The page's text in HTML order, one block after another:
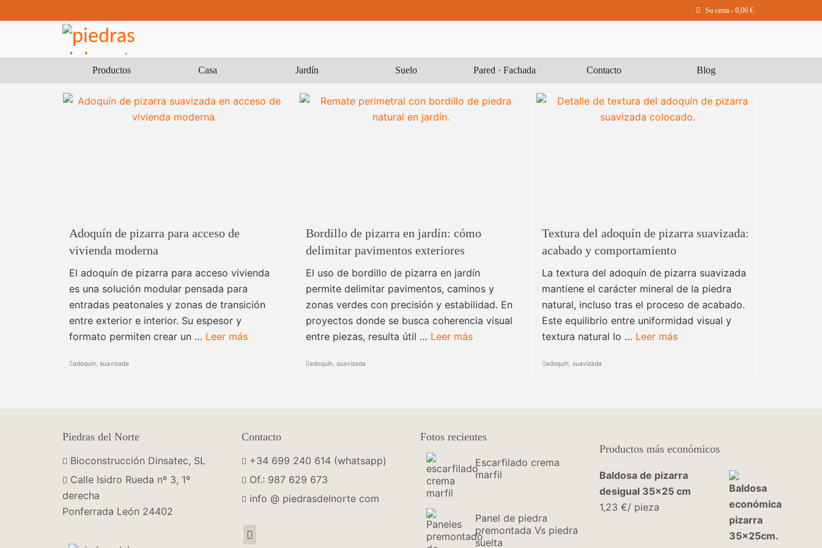
Su cesta - 0,00 €
Productos Casa Jardín Suelo Pared · Fachada Contacto Blog
Adoquín de pizarra para acceso de
vivienda moderna
El adoquín de pizarra para acceso vivienda
es una solución modular pensada para
entradas peatonales y zonas de transición
entre exterior e interior. Su espesor y
formato permiten crear un … Leer más
adoquín suavizada
Bordillo de pizarra en jardín: cómo
delimitar pavimentos exteriores
El uso de bordillo de pizarra en jardín
permite delimitar pavimentos, caminos y
zonas verdes con precisión y estabilidad. En
proyectos donde se busca coherencia visual
entre piezas, resulta útil … Leer más
adoquín suavizada
Textura del adoquín de pizarra suavizada:
acabado y comportamiento
La textura del adoquín de pizarra suavizada
mantiene el carácter mineral de la piedra
natural, incluso tras el proceso de acabado.
Este equilibrio entre uniformidad visual y
textura natural lo … Leer más
adoquín suavizada
Piedras del Norte
Bioconstrucción Dinsatec, SL
Calle Isidro Rueda nº 3, 1º
derecha
Ponferrada León 24402
Contacto
+34 699 240 614 (whatsapp)
Of.: 987 629 673
info @ piedrasdelnorte com
Fotos recientes
Escarfilado crema
marfil
Panel de piedra
premontada Vs piedra
suelta
Productos más económicos
Baldosa de pizarra
desigual 35x25 cm
1,23 €/ pieza